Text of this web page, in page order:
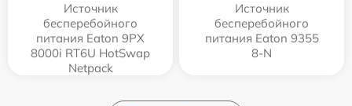
Источник
бесперебойного
питания Eaton 9PX
8000i RT6U HotSwap
Netpack
Источник
бесперебойного
питания Eaton 9355
8-N